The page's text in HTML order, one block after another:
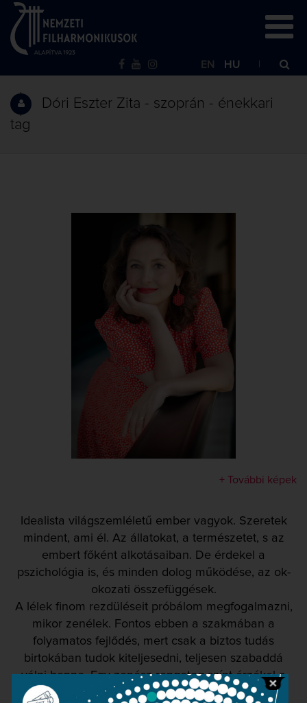
EN HU
Dóri Eszter Zita - szoprán - énekkari
tag
+ További képek
Idealista világszemléletű ember vagyok. Szeretek
mindent, ami él. Az állatokat, a természetet, s az
embert főként alkotásaiban. De érdekel a
pszichológia is, és minden dolog működése, az ok-
okozati összefüggések.
A lélek finom rezdüléseit próbálom megfogalmazni,
mikor zenélek. Fontos ebben a szakmában a
folyamatos fejlődés, mert csak a biztos tudás
birtokában tudok kiteljesedni, teljesen szabaddá
válni benne. Egy zenész rengeteg színt érzékel a
hangokkal, többet, mint amennyit a szemével lát.